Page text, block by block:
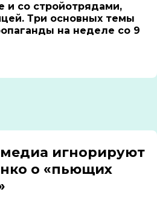
и со стройотрядами,
Три основных темы
на неделе со 9
игнорируют
о «пьющих